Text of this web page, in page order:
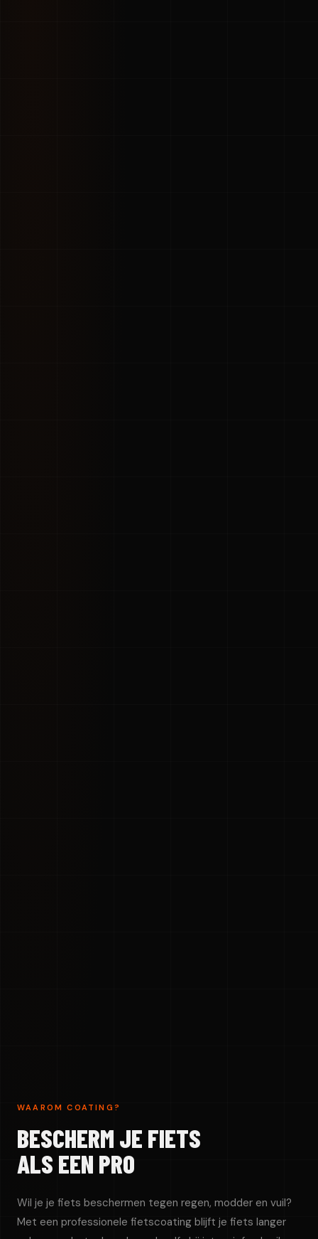
WAAROM COATING?
BESCHERM JE FIETS
ALS EEN PRO
Wil je je fiets beschermen tegen regen, modder en vuil?
Met een professionele fietscoating blijft je fiets langer